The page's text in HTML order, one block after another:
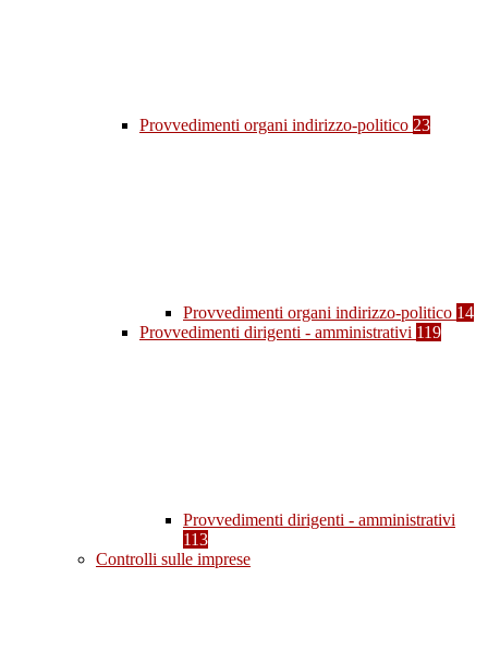
Provvedimenti organi indirizzo-politico 23
Provvedimenti organi indirizzo-politico 14
Provvedimenti dirigenti - amministrativi 119
Provvedimenti dirigenti - amministrativi
113
Controlli sulle imprese